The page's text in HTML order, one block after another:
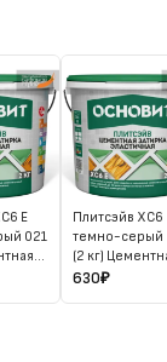
E
021
Плитсэйв XC6
темно-серый
(2 кг)
затирка
630₽